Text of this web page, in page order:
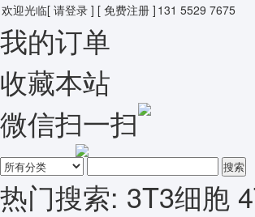
欢迎光临[ 请登录 ] [ 免费注册 ] 131 5529 7675
我的订单
收藏本站
微信扫一扫
搜索
热门搜索: 3T3细胞